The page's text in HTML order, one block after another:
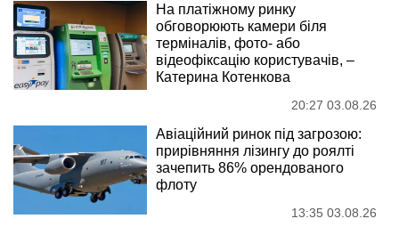
На платіжному ринку
обговорюють камери біля
терміналів, фото- або
відеофіксацію користувачів, –
Катерина Котенкова
20:27 03.08.26
Авіаційний ринок під загрозою:
прирівняння лізингу до роялті
зачепить 86% орендованого
флоту
13:35 03.08.26